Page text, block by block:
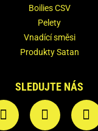
Boilies CSV
Pelety
Vnadící směsi
Produkty Satan
SLEDUJTE NÁS